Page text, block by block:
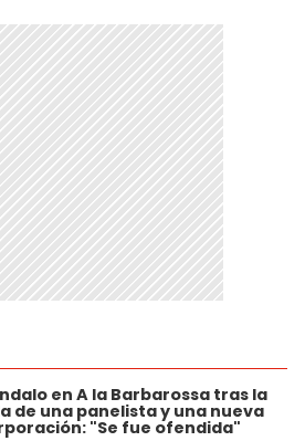
en A la Barbarossa tras la
de una panelista y una nueva
"Se fue ofendida"